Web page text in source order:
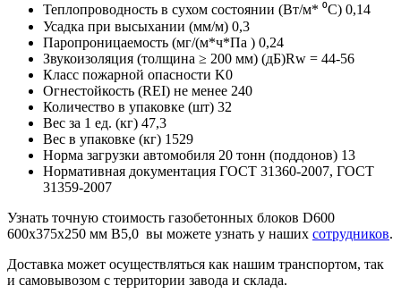
Теплопроводность в сухом состоянии (Вт/м* ⁰С) 0,14
Усадка при высыхании (мм/м) 0,3
Паропроницаемость (мг/(м*ч*Па ) 0,24
Звукоизоляция (толщина ≥ 200 мм) (дБ)Rw = 44-56
Класс пожарной опасности K0
Огнестойкость (REI) не менее 240
Количество в упаковке (шт) 32
Вес за 1 ед. (кг) 47,3
Вес в упаковке (кг) 1529
Норма загрузки автомобиля 20 тонн (поддонов) 13
Нормативная документация ГОСТ 31360-2007, ГОСТ
31359-2007
Узнать точную стоимость газобетонных блоков D600
600х375х250 мм B5,0 вы можете узнать у наших сотрудников.
Доставка может осуществляться как нашим транспортом, так
и самовывозом с территории завода и склада.